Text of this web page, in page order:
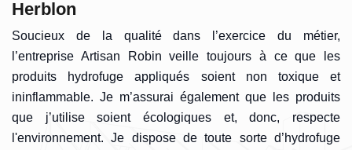
Herblon
Soucieux de la qualité dans l’exercice du métier,
l’entreprise Artisan Robin veille toujours à ce que les
produits hydrofuge appliqués soient non toxique et
ininflammable. Je m’assurai également que les produits
que j’utilise soient écologiques et, donc, respecte
l'environnement. Je dispose de toute sorte d’hydrofuge